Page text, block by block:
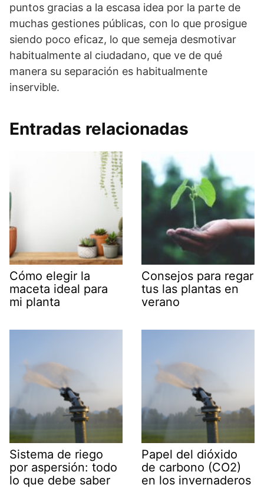
puntos gracias a la escasa idea por la parte de
muchas gestiones públicas, con lo que prosigue
siendo poco eficaz, lo que semeja desmotivar
habitualmente al ciudadano, que ve de qué
manera su separación es habitualmente
inservible.
Entradas relacionadas
Cómo elegir la
maceta ideal para
mi planta
Consejos para regar
tus las plantas en
verano
Sistema de riego
por aspersión: todo
lo que debe saber
Papel del dióxido
de carbono (CO2)
en los invernaderos